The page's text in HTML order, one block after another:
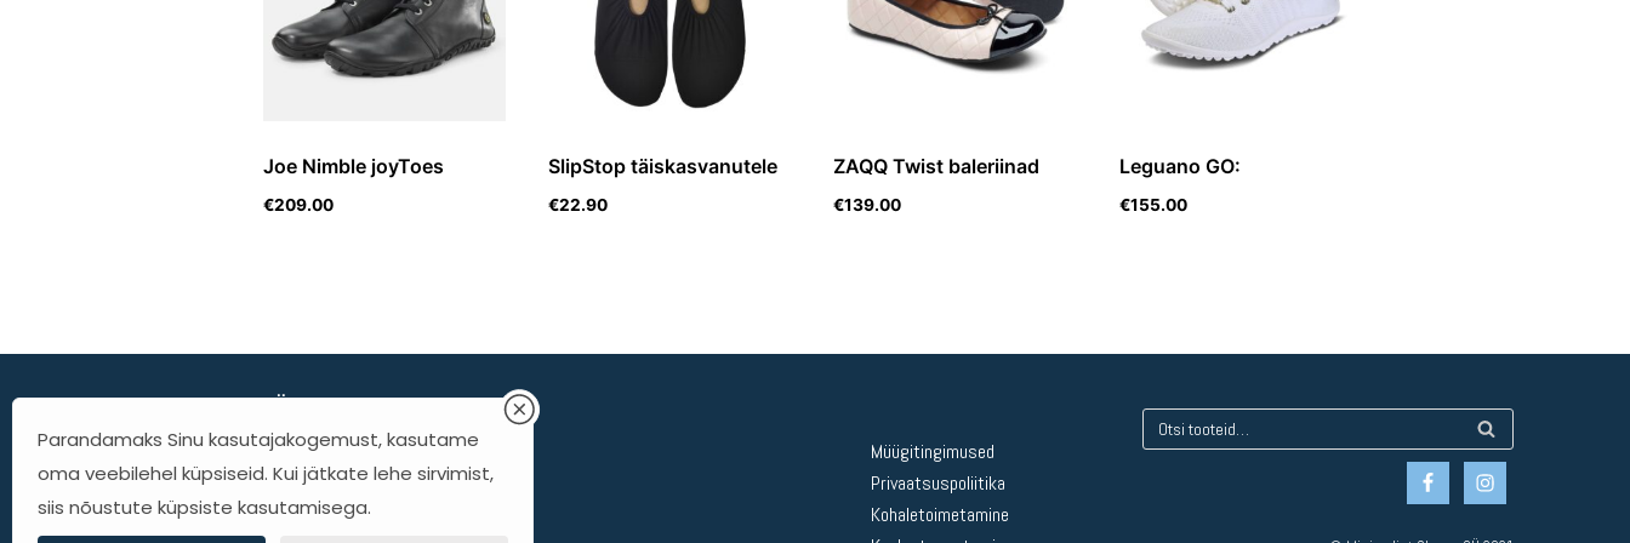
Joe Nimble joyToes
€209.00
SlipStop täiskasvanutele
€22.90
ZAQQ Twist baleriinad
€139.00
Leguano GO:
€155.00
Minimalist Shoes OÜ
KTC - Kadaka 42b
A korpus, II korrus
info@minimalist.ee
Müügitingimused
Privaatsuspoliitika
Kohaletoimetamine
Parandamaks Sinu kasutajakogemust, kasutame
oma veebilehel küpsiseid. Kui jätkate lehe sirvimist,
siis nõustute küpsiste kasutamisega.